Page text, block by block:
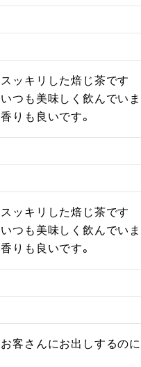
スッキリした焙じ茶です
いつも美味しく飲んでいま
香りも良いです。
スッキリした焙じ茶です
いつも美味しく飲んでいま
香りも良いです。
お客さんにお出しするの